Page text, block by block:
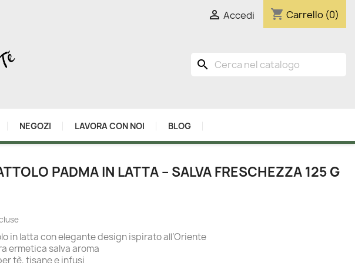
 Accedi shopping_cart Carrello (0)
search
NEGOZI LAVORA CON NOI BLOG
PADMA IN LATTA – SALVA FRESCHEZZA 125 G
in latta con elegante design ispirato all’Oriente
ermetica salva aroma